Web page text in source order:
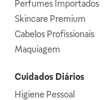
Perfumes Importados
Skincare Premium
Cabelos Profissionais
Maquiagem
Cuidados Diários
Higiene Pessoal